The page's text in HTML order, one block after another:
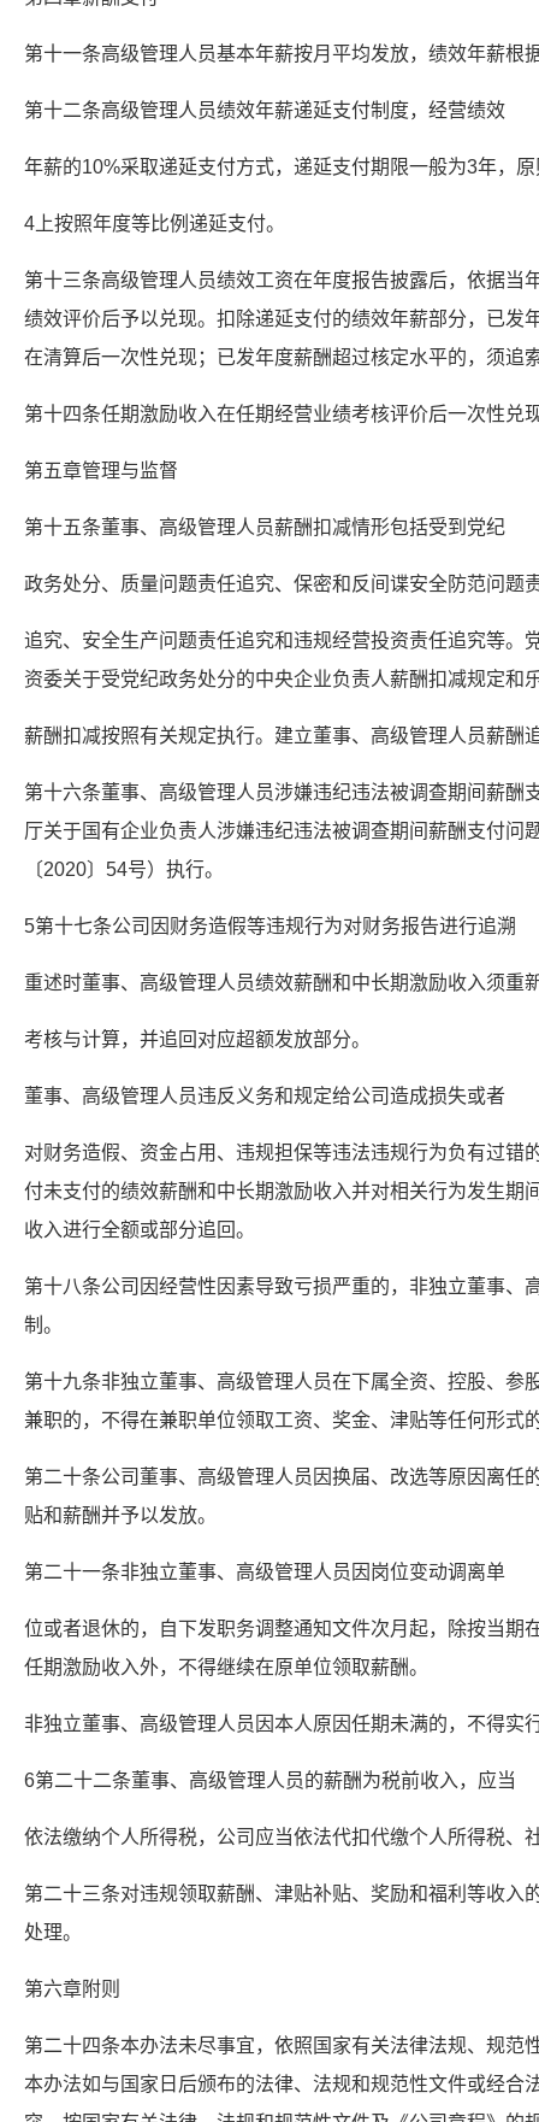
第十一条高级管理人员基本年薪按月平均发放，绩效年薪根
第十二条高级管理人员绩效年薪递延支付制度，经营绩效
年薪的10%采取递延支付方式，递延支付期限一般为3年，原
4上按照年度等比例递延支付。
第十三条高级管理人员绩效工资在年度报告披露后，依据当
绩效评价后予以兑现。扣除递延支付的绩效年薪部分，已发
在清算后一次性兑现；已发年度薪酬超过核定水平的，须追
第十四条任期激励收入在任期经营业绩考核评价后一次性兑
第五章管理与监督
第十五条董事、高级管理人员薪酬扣减情形包括受到党纪
政务处分、质量问题责任追究、保密和反间谍安全防范问题
追究、安全生产问题责任追究和违规经营投资责任追究等。
资委关于受党纪政务处分的中央企业负责人薪酬扣减规定和
薪酬扣减按照有关规定执行。建立董事、高级管理人员薪酬
第十六条董事、高级管理人员涉嫌违纪违法被调查期间薪酬
厅关于国有企业负责人涉嫌违纪违法被调查期间薪酬支付问
〔2020〕54号）执行。
5第十七条公司因财务造假等违规行为对财务报告进行追溯
重述时董事、高级管理人员绩效薪酬和中长期激励收入须重
考核与计算，并追回对应超额发放部分。
董事、高级管理人员违反义务和规定给公司造成损失或者
对财务造假、资金占用、违规担保等违法违规行为负有过错
付未支付的绩效薪酬和中长期激励收入并对相关行为发生期
收入进行全额或部分追回。
第十八条公司因经营性因素导致亏损严重的，非独立董事、
制。
第十九条非独立董事、高级管理人员在下属全资、控股、参
兼职的，不得在兼职单位领取工资、奖金、津贴等任何形式
第二十条公司董事、高级管理人员因换届、改选等原因离任
贴和薪酬并予以发放。
第二十一条非独立董事、高级管理人员因岗位变动调离单
位或者退休的，自下发职务调整通知文件次月起，除按当期
任期激励收入外，不得继续在原单位领取薪酬。
非独立董事、高级管理人员因本人原因任期未满的，不得实
6第二十二条董事、高级管理人员的薪酬为税前收入，应当
依法缴纳个人所得税，公司应当依法代扣代缴个人所得税、
第二十三条对违规领取薪酬、津贴补贴、奖励和福利等收入
处理。
第六章附则
第二十四条本办法未尽事宜，依照国家有关法律法规、规范
本办法如与国家日后颁布的法律、法规和规范性文件或经合